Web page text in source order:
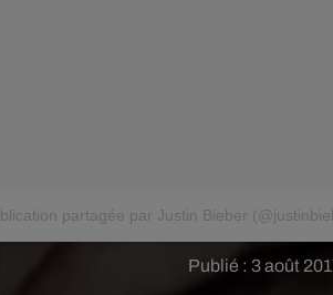
Publié : 3 août
partagée par Justin Bieber